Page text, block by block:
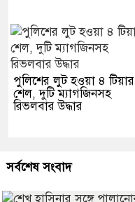
পুলিশের লুট হওয়া ৪ টিয়ার
শেল, দুটি ম্যাগজিনসহ
রিভলবার উদ্ধার
সর্বশেষ সংবাদ